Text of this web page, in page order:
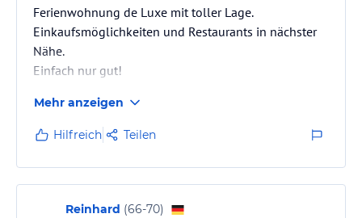
Ferienwohnung de Luxe mit toller Lage.
Einkaufsmöglichkeiten und Restaurants in nächster
Nähe.
Einfach nur gut!
Mehr anzeigen
Hilfreich Teilen
Reinhard (66-70)